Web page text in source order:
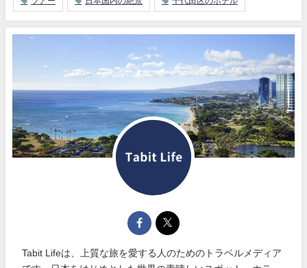
Tabit Lifeは、上質な旅を愛する人のためのトラベルメディア